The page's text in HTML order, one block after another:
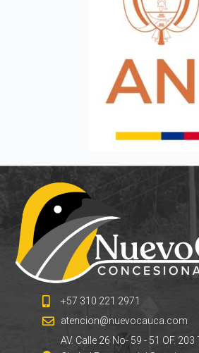
+57 310 221 2971
atencion@nuevocauca.com
AV. Calle 26 No- 59 - 51 OF. 203